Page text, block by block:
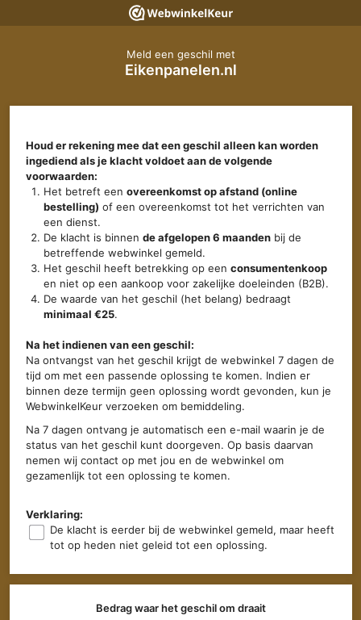
Meld een geschil met
Eikenpanelen.nl
Houd er rekening mee dat een geschil alleen kan worden
ingediend als je klacht voldoet aan de volgende
voorwaarden:
Het betreft eenovereenkomst op afstand (online
bestelling) of een overeenkomst tot het verrichten van
een dienst.
De klacht is binnende afgelopen 6 maanden bij de
betreffende webwinkel gemeld.
Het geschil heeft betrekking op eenconsumentenkoop
en niet op een aankoop voor zakelijke doeleinden (B2B).
De waarde van het geschil (het belang) bedraagt
minimaal €25.
Na het indienen van een geschil:
Na ontvangst van het geschil krijgt de webwinkel 7 dagen de
tijd om met een passende oplossing te komen. Indien er
binnen deze termijn geen oplossing wordt gevonden, kun je
WebwinkelKeur verzoeken om bemiddeling.
Na 7 dagen ontvang je automatisch een e-mail waarin je de
status van het geschil kunt doorgeven. Op basis daarvan
nemen wij contact op met jou en de webwinkel om
gezamenlijk tot een oplossing te komen.
Verklaring:
De klacht is eerder bij de webwinkel gemeld, maar heeft
tot op heden niet geleid tot een oplossing.
Bedrag waar het geschil om draait